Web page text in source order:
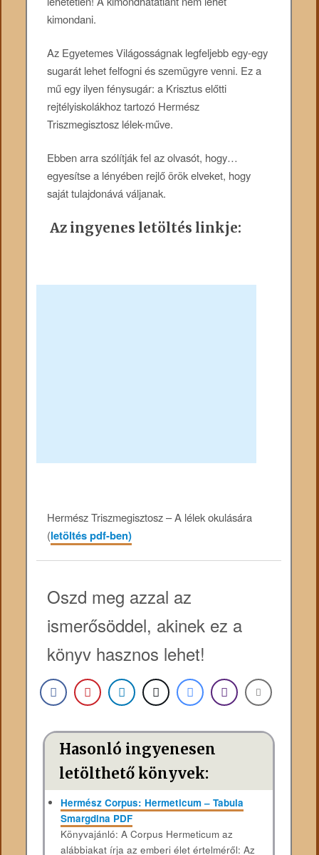
kimondani.
Az Egyetemes Világosságnak legfeljebb egy-egy
sugarát lehet felfogni és szemügyre venni. Ez a
mű egy ilyen fénysugár: a Krisztus előtti
rejtélyiskolákhoz tartozó Hermész
Triszmegisztosz lélek-műve.
Ebben arra szólítják fel az olvasót, hogy…
egyesítse a lényében rejlő örök elveket, hogy
saját tulajdonává váljanak.
Az ingyenes letöltés linkje:
Hermész Triszmegisztosz – A lélek okulására
(letöltés pdf-ben)
Oszd meg azzal az
ismerősöddel, akinek ez a
könyv hasznos lehet!
Hasonló ingyenesen
letölthető könyvek:
Hermész Corpus: Hermeticum – Tabula
Smargdina PDF
Könyvajánló: A Corpus Hermeticum az
alábbiakat írja az emberi élet értelméről: Az